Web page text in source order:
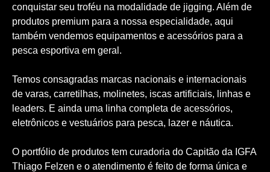
conquistar seu troféu na modalidade de jigging. Além de
produtos premium para a nossa especialidade, aqui
também vendemos equipamentos e acessórios para a
pesca esportiva em geral.
Temos consagradas marcas nacionais e internacionais
de varas, carretilhas, molinetes, iscas artificiais, linhas e
leaders. E ainda uma linha completa de acessórios,
eletrônicos e vestuários para pesca, lazer e náutica.
O portfólio de produtos tem curadoria do Capitão da IGFA
Thiago Felzen e o atendimento é feito de forma única e